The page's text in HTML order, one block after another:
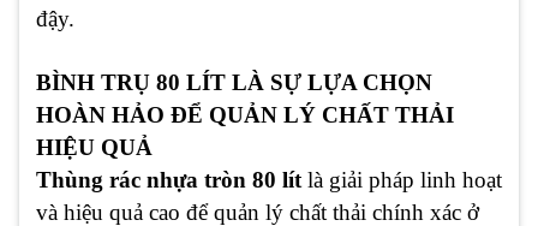
đậy.
BÌNH TRỤ 80 LÍT LÀ SỰ LỰA CHỌN
HOÀN HẢO ĐỂ QUẢN LÝ CHẤT THẢI
HIỆU QUẢ
Thùng rác nhựa tròn 80 lít là giải pháp linh hoạt
và hiệu quả cao để quản lý chất thải chính xác ở